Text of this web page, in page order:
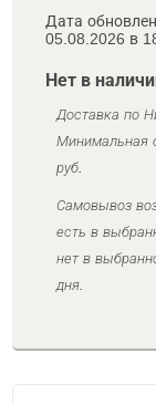
Дата
05.08.2026 в
Нет в
Доставка по
Минимальная
руб.
Самовывоз
есть в
нет в
дня.